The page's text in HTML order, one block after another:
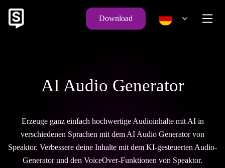
Download
AI Audio Generator
Erzeuge ganz einfach hochwertige Audioinhalte mit AI in
verschiedenen Sprachen mit dem AI Audio Generator von
Speaktor. Verbessere deine Inhalte mit dem KI-gesteuerten Audio-
Generator und den VoiceOver-Funktionen von Speaktor.